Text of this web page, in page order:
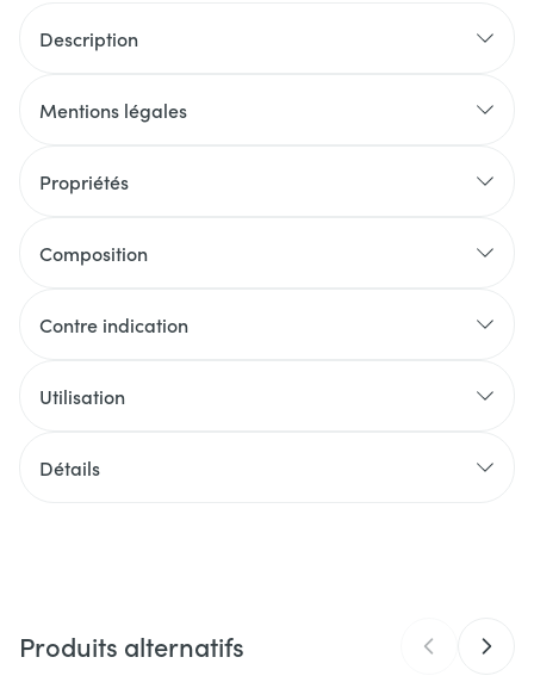
Description
Mentions légales
Propriétés
Composition
Contre indication
Utilisation
Détails
Marques Be-Life
Produits alternatifs